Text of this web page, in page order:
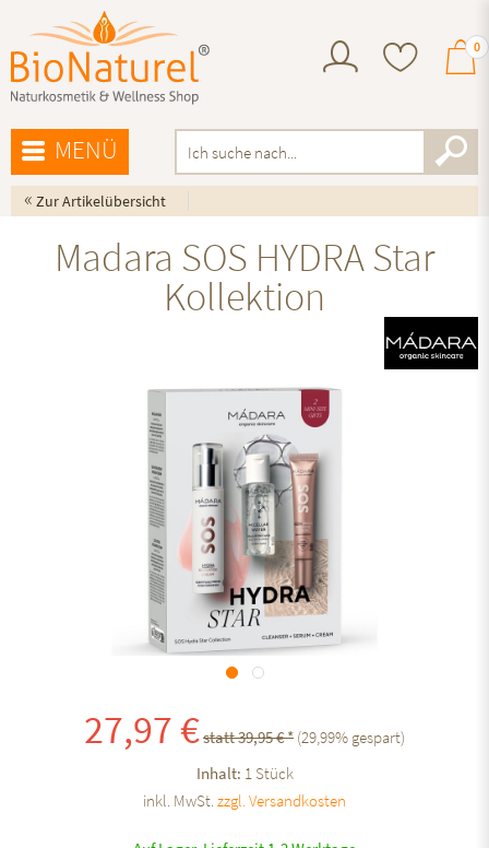
0
MENÜ
« Zur Artikelübersicht
Madara SOS HYDRA Star
Kollektion
27,97 €statt 39,95 € * (29,99% gespart)
Inhalt: 1 Stück
inkl. MwSt.zzgl. Versandkosten